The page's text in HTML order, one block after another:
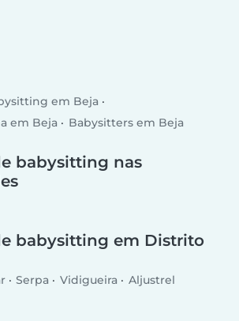
em Beja
em Beja
Babysitters em Beja
babysitting nas
babysitting em Distrito
Serpa Vidigueira Aljustrel